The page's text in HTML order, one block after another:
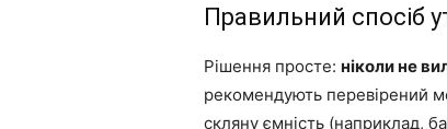
Правильний спосіб
Рішення просте: ніколи не
рекомендують перевірений
скляну ємність (наприклад,